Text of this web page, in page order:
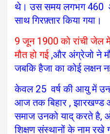
थे। उस समय लगभग 460
साथ गिरफ़्तार किया गया।
9 जून 1900 को रांची जेल
मौत हो गई,और अंग्रेजो ने
जबकि हैजा का कोई लक्षन
केवल 25 वर्ष की आयु में
आज तक बिहार , झारखण्ड
समाज उनको याद् करते है,
शिक्षण संस्थानों के नाम रखे